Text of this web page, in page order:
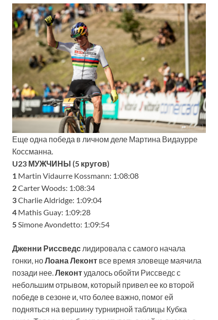
Еще одна победа в личном деле Мартина Видаурре
Коссманна.
U23 МУЖЧИНЫ (5 кругов)
1 Martin Vidaurre Kossmann: 1:08:08
2Carter Woods: 1:08:34
3Charlie Aldridge: 1:09:04
4 Mathis Guay: 1:09:28
5Simone Avondetto: 1:09:54
Дженни Риссведс лидировала с самого начала
гонки, ноЛоана Леконт все время зловеще маячила
позади нее.Леконтудалось обойти Риссведс с
небольшим отрывом, который привел ее ко второй
победе в сезоне и, что более важно, помог ей
подняться на вершину турнирной таблицы Кубка